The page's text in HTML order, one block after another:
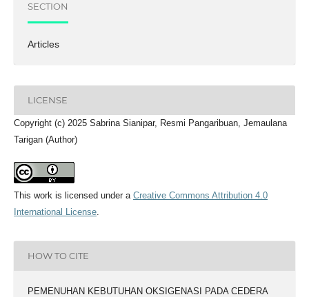
SECTION
Articles
LICENSE
Copyright (c) 2025 Sabrina Sianipar, Resmi Pangaribuan, Jemaulana
Tarigan (Author)
This work is licensed under a Creative Commons Attribution 4.0
International License.
HOW TO CITE
PEMENUHAN KEBUTUHAN OKSIGENASI PADA CEDERA